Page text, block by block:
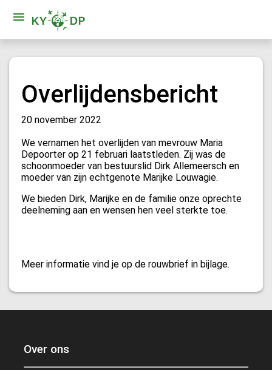
Overlijdensbericht
20 november 2022
We vernamen het overlijden van mevrouw Maria
Depoorter op 21 februari laatstleden. Zij was de
schoonmoeder van bestuurslid Dirk Allemeersch en
moeder van zijn echtgenote Marijke Louwagie.
We bieden Dirk, Marijke en de familie onze oprechte
deelneming aan en wensen hen veel sterkte toe.
Meer informatie vind je op de rouwbrief in bijlage.
Over ons